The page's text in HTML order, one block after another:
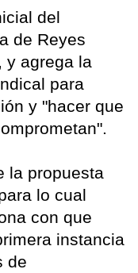
del
de Reyes
y agrega la
para
y "hacer que
la propuesta
lo cual
con que
instancia
de